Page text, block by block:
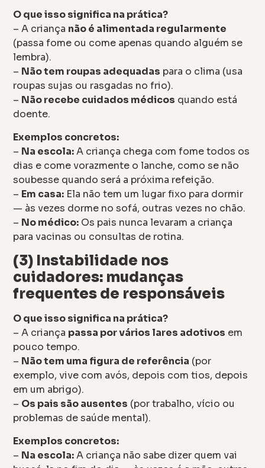
O que isso significa na prática?
– A criança não é alimentada regularmente
(passa fome ou come apenas quando alguém se
lembra).
– Não tem roupas adequadas para o clima (usa
roupas sujas ou rasgadas no frio).
– Não recebe cuidados médicos quando está
doente.
Exemplos concretos:
– Na escola:A criança chega com fome todos os
dias e come vorazmente o lanche, como se não
soubesse quando será a próxima refeição.
– Em casa: Ela não tem um lugar fixo para dormir
— às vezes dorme no sofá, outras vezes no chão.
– No médico: Os pais nunca levaram a criança
para vacinas ou consultas de rotina.
(3) Instabilidade nos
cuidadores: mudanças
frequentes de responsáveis
O que isso significa na prática?
– A criança passa por vários lares adotivos em
pouco tempo.
– Não tem uma figura de referência (por
exemplo, vive com avós, depois com tios, depois
em um abrigo).
– Os pais são ausentes (por trabalho, vício ou
problemas de saúde mental).
Exemplos concretos:
– Na escola:A criança não sabe dizer quem vai